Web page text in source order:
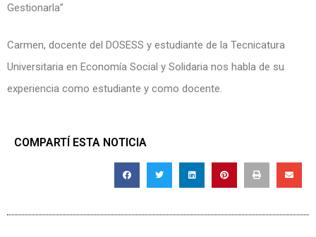
Gestionarla”
Carmen, docente del DOSESS y estudiante de la Tecnicatura
Universitaria en Economía Social y Solidaria nos habla de su
experiencia como estudiante y como docente.
COMPARTÍ ESTA NOTICIA